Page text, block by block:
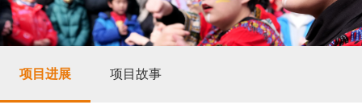
项目进展 项目故事